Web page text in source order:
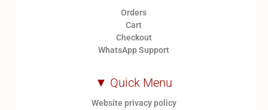
Orders
Cart
Checkout
WhatsApp Support
▼ Quick Menu
Website privacy policy